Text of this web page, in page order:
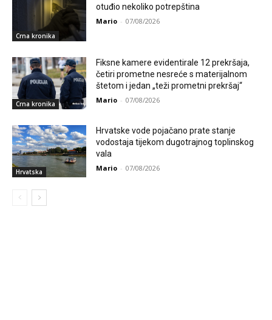
Crna kronika
otuđio nekoliko potrepština
Mario - 07/08/2026
Crna kronika
Fiksne kamere evidentirale 12 prekršaja,
četiri prometne nesreće s materijalnom
štetom i jedan „teži prometni prekršaj“
Mario - 07/08/2026
Hrvatska
Hrvatske vode pojačano prate stanje
vodostaja tijekom dugotrajnog toplinskog
vala
Mario - 07/08/2026